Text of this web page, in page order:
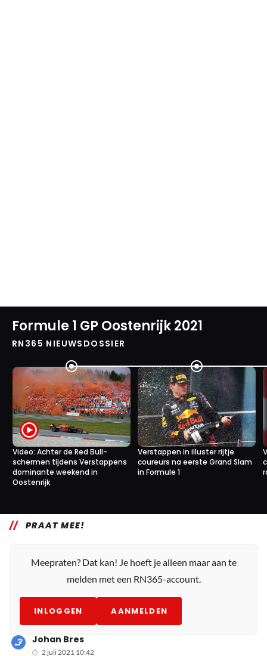
Formule 1 GP Oostenrijk 2021
RN365 NIEUWSDOSSIER
Video: Achter de Red Bull-
schermen tijdens Verstappens
dominante weekend in
Oostenrijk
Verstappen in illuster rijtje
coureurs na eerste Grand Slam
in Formule 1
PRAAT MEE!
Meepraten? Dat kan! Je hoeft je alleen maar aan te
melden met een RN365-account.
INLOGGEN AANMELDEN
Johan Bres
2 juli 2021 10:42